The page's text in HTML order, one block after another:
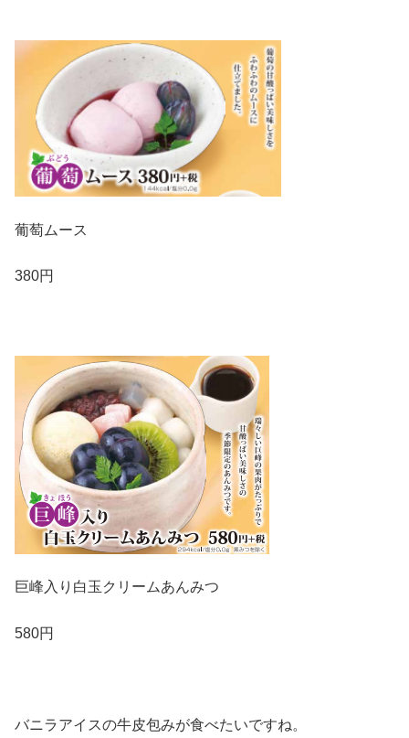
葡萄ムース
380円
巨峰入り白玉クリームあんみつ
580円
バニラアイスの牛皮包みが食べたいですね。